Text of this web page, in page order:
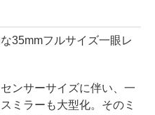
35mmフルサイズ一眼レ
ンサーサイズに伴い、一
ミラーも大型化。そのミ